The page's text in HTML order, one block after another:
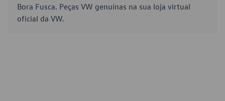
Bora Fusca. Peças VW genuínas na sua loja virtual
oficial da VW.